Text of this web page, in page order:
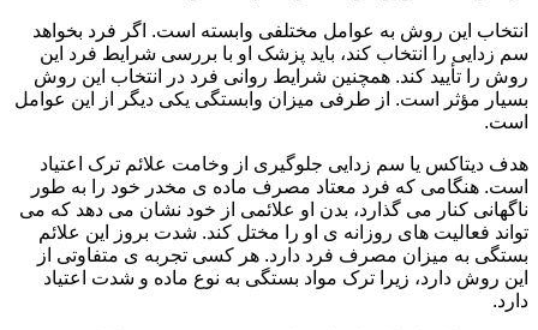
انتخاب این روش به عوامل مختلفی وابسته است. اگر فرد بخواهد
سم زدایی را انتخاب کند، باید پزشک او با بررسی شرایط فرد این
روش را تأیید کند. همچنین شرایط روانی فرد در انتخاب این روش
بسیار مؤثر است. از طرفی میزان وابستگی یکی دیگر از این عوامل
است.
هدف دیتاکس یا سم زدایی جلوگیری از وخامت علائم ترک اعتیاد
است. هنگامی که فرد معتاد مصرف ماده ی مخدر خود را به طور
ناگهانی کنار می گذارد، بدن او علائمی از خود نشان می دهد که می
تواند فعالیت های روزانه ی او را مختل کند. شدت بروز این علائم
بستگی به میزان مصرف فرد دارد. هر کسی تجربه ی متفاوتی از
این روش دارد، زیرا ترک مواد بستگی به نوع ماده و شدت اعتیاد
دارد.